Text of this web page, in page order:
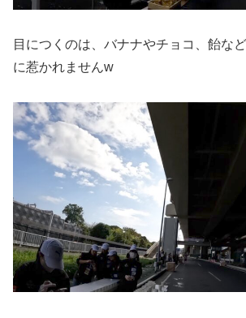
目につくのは、バナナやチョコ、飴な
に惹かれませんw